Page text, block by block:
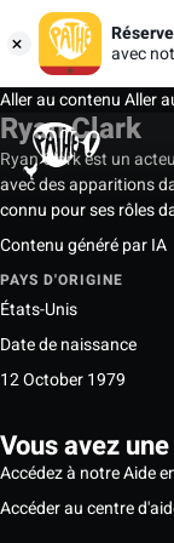
avec
Aller au contenuAller
Ryan Clark
Ryan Clark est un
avec des apparitions
connu pour ses rôles
Contenu généré par IA
PAYS D'ORIGINE
États-Unis
Date de naissance
12 October 1979
Vous avez
Accédez à notre Aide
Accéder au centre